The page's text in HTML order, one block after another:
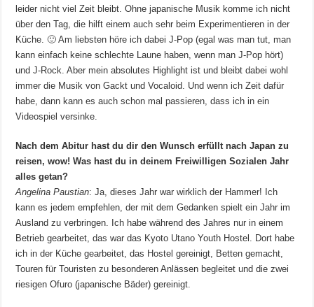
leider nicht viel Zeit bleibt. Ohne japanische Musik komme ich nicht
über den Tag, die hilft einem auch sehr beim Experimentieren in der
Küche. 🙂 Am liebsten höre ich dabei J-Pop (egal was man tut, man
kann einfach keine schlechte Laune haben, wenn man J-Pop hört)
und J-Rock. Aber mein absolutes Highlight ist und bleibt dabei wohl
immer die Musik von Gackt und Vocaloid. Und wenn ich Zeit dafür
habe, dann kann es auch schon mal passieren, dass ich in ein
Videospiel versinke.
Nach dem Abitur hast du dir den Wunsch erfüllt nach Japan zu
reisen, wow! Was hast du in deinem Freiwilligen Sozialen Jahr
alles getan?
Angelina Paustian: Ja, dieses Jahr war wirklich der Hammer! Ich
kann es jedem empfehlen, der mit dem Gedanken spielt ein Jahr im
Ausland zu verbringen. Ich habe während des Jahres nur in einem
Betrieb gearbeitet, das war das Kyoto Utano Youth Hostel. Dort habe
ich in der Küche gearbeitet, das Hostel gereinigt, Betten gemacht,
Touren für Touristen zu besonderen Anlässen begleitet und die zwei
riesigen Ofuro (japanische Bäder) gereinigt.